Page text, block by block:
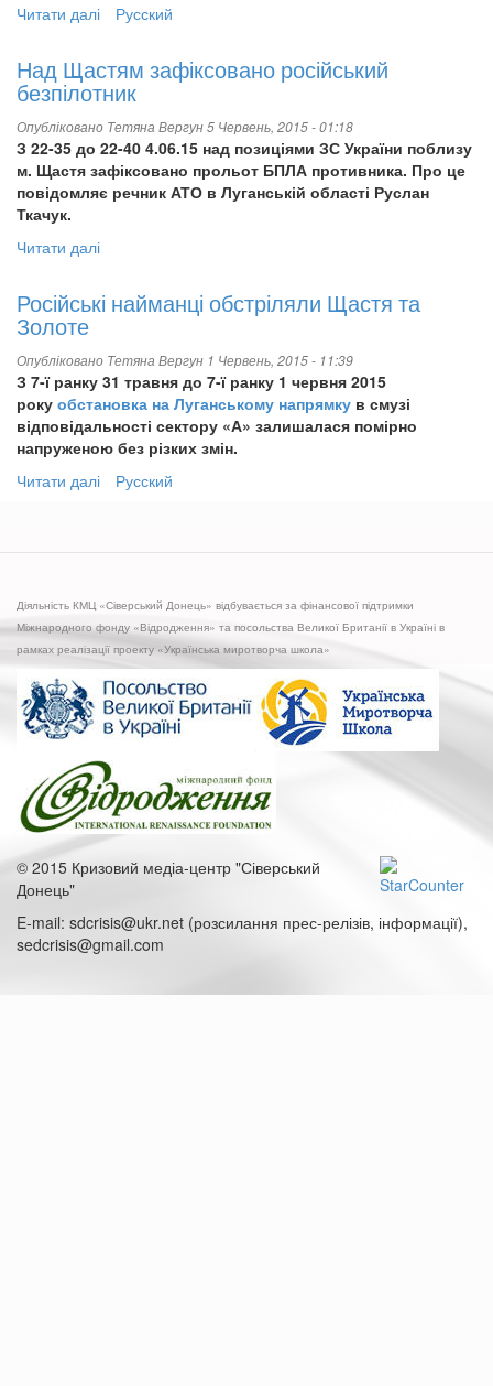
Читати далі про
внаслідок
мінометного
обстрілу
поранений
український
військовий
Русский
Над Щастям зафіксовано російський
безпілотник
Опубліковано Тетяна Вергун5 Червень, 2015 - 01:18
З 22-35 до 22-40 4.06.15 над позиціями ЗС України поблизу
м. Щастя зафіксовано прольот БПЛА противника. Про це
повідомляє речник АТО в Луганській області Руслан
Ткачук.
Читати далі
Щастям
зафіксовано
безпілотник
Російські найманці обстріляли Щастя та
Золоте
Опубліковано Тетяна Вергун 1 Червень, 2015 - 11:39
З 7-ї ранку 31 травня до 7-ї ранку 1 червня 2015
року обстановка на Луганському напрямку в смузі
відповідальності сектору «А» залишалася помірно
напруженою без різких змін.
Читати далі про
Золоте
Русский
Діяльність КМЦ «Сіверський Донець» відбувається за фінансової підтримки
Міжнародного фонду «Відродження» та посольства Великої Британії в Україні в
рамках реалізації проекту «Українська миротворча школа»
© 2015 Кризовий медіа-центр "Сіверський
Донець"
E-mail: sdcrisis@ukr.net (розсилання прес-релізів, інформації),
sedcrisis@gmail.com